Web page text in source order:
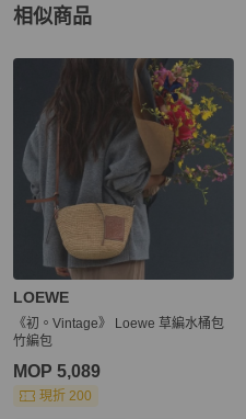
相似商品
更多相似LOEWE女包推薦精品
LOEWE
《初。Vintage》 Loewe 草編水桶包
竹編包
MOP 5,089
現折 200